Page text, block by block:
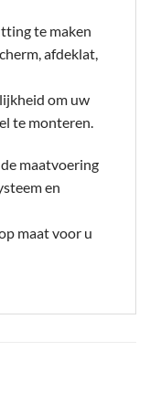
te maken
afdeklat,
om uw
te monteren.
maatvoering
en
maat voor u